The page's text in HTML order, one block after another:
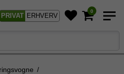
PRIVAT ERHVERV
0
/